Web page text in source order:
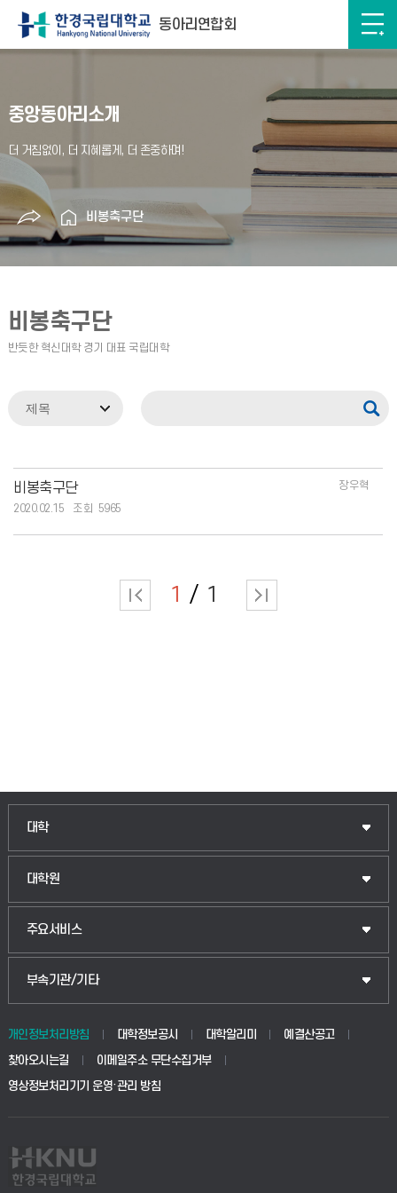
동아리연합회
중앙동아리소개
비봉축구단
비봉축구단
비봉축구단
장우혁
2020.02.15
5965
1 1
대학
인문융합공공인재학부
법경영학부
생명공학부
사회안전시스템공학부
대학원
일반대학원
산업대학원
공공정책대학원
교육대학원
주요서비스
입학안내
웹메일
학사시스템(전문학사 및 전공심화)
사이버캠퍼스(전문학사 및 전공심화)
부속기관/기타
중앙도서관
학생생활관(안성)
산학협력단
개인정보처리방침 대학정보공시 대학알리미
예결산공고
찾아오시는길
이메일주소 무단수집거부
영상정보처리기기 운영·관리 방침